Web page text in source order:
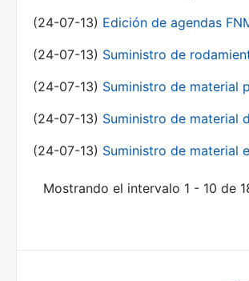
(24-07-13) Edición de agendas
(24-07-13) Suministro de
(24-07-13) Suministro de material
(24-07-13) Suministro de material
(24-07-13) Suministro de material
Mostrando el intervalo 1 - 10 de